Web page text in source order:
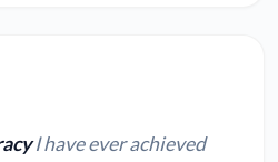
I have ever achieved